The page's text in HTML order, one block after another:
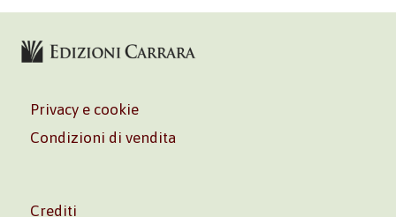
Privacy e cookie
Condizioni di vendita
Crediti